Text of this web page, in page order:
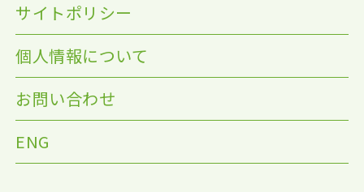
サイトポリシー
個人情報について
お問い合わせ
ENG